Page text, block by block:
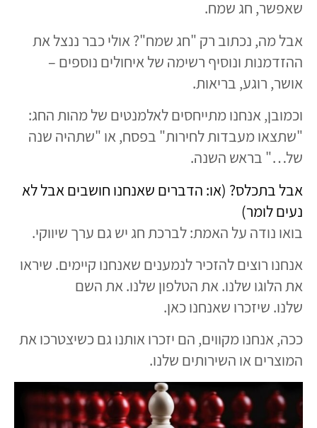
שאפשר, חג שמח.
אבל מה, נכתוב רק "חג שמח"? אולי כבר ננצל את
ההזדמנות ונוסיף רשימה של איחולים נוספים –
אושר, רוגע, בריאות.
וכמובן, אנחנו מתייחסים לאלמנטים של מהות החג:
"שתצאו מעבדות לחירות" בפסח, או "שתהיה שנה
של…" בראש השנה.
אבל בתכלס? (או: הדברים שאנחנו חושבים אבל לא
נעים לומר)
בואו נודה על האמת: לברכת חג יש גם ערך שיווקי.
אנחנו רוצים להזכיר לנמענים שאנחנו קיימים. שיראו
את הלוגו שלנו. את הטלפון שלנו. את השם
שלנו. שיזכרו שאנחנו כאן.
ככה, אנחנו מקווים, הם יזכרו אותנו גם כשיצטרכו את
המוצרים או השירותים שלנו.